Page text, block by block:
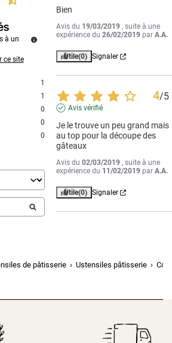
à un
ce site
1
1
0
0
0
Bien
Avis du 19/03/2019 , suite à une
expérience du26/02/2019 parA.A.
Utile(0) Signaler
4/5
Avis vérifié
Je le trouve un peu grand mais
au top pour la découpe des
gâteaux
Avis du02/03/2019 , suite à une
expérience du 11/02/2019 parA.A.
Utile(0) Signaler
de pâtisserie Ustensiles pâtisserie